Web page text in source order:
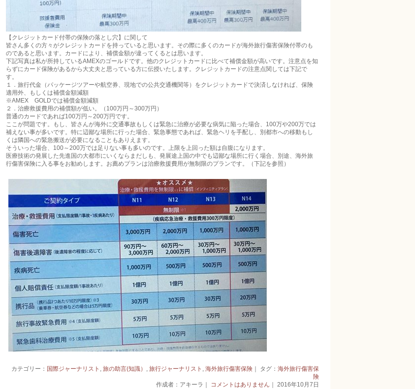
【クレジットカード付帯の保険の落とし穴】に関して
皆さん多くの方々がクレジットカードを持っていると思います。その際に多くのカードが海外旅行傷害保険付帯のも
のであると思います。カードにより、補償金額が違ってくるとは思います。
下記写真は私が所持しているAMEXのゴールドです。他のクレジットカードに比べて補償金額が高いです。注意点を知
らずにカード保険があるから大丈夫と思っている方に伝授いたします。クレジットカードの注意点関しては下記で
す。
１．旅行代金（パッケージツアーや航空券、現地での公共交通機関等）をクレジットカードで決済しなければ、保険
適用外、もしくは補償金額減額
※AMEX GOLDでは補償金額減額
２．治療救援費用の補償額が低い。（100万円～300万円）
普通のカードであれば100万円～200万円です。
ここが問題です。もし、皆さんが海外に交通事故もしくは緊急に治療が必要な病気に陥った場合、100万や200万では
補えない事が多いです。特に辺鄙な場所に行った場合、緊急事態であれば、緊急ヘリを手配し、別都市への移動もし
くは隣国への緊急搬送が必要になることもありえます。
そういった場合、100～200万では足りない事も多いのです。上限を上回った額は自腹になります。
医療技術の発展した先進国の大都市にいくならまだしも、発展途上国の中でも辺鄙な場所に行く場合、別途、海外旅
行傷害保険に入る事をお勧めします。お薦めプランは治療救援費用が無制限のプランです。（下記を参照）
カテゴリー： 国際ジャーナリスト , 旅の助言(知識） , 旅行ジャーナリスト , 海外旅行傷害保険｜ タグ： 海外旅行傷害保
険
作成者：アキーラ｜ コメントはありません ｜ 2016年10月7日